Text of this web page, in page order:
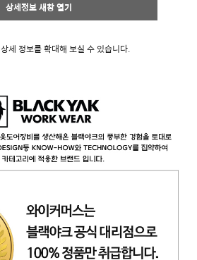
상세정보 새창 열기
상세 정보를 확대해 보실 수 있습니다.